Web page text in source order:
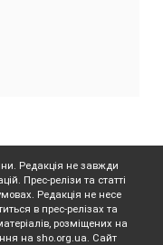
Редакція не завжди
Прес-релізи та статті
Редакція не несе
в прес-релізах та
розміщених на
на sho.org.ua. Сайт